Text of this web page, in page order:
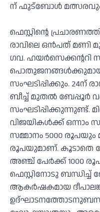
ന് ഫുട്ബോൾ മത്സരവും
ഫെസ്റ്റിൻ്റെ
രാവിലെ ഒന്‍പത് മണി
ഗവ. ഹയര്‍സെക്കന്ററി
സംഘടിപ്പിക്കും. 24ന്
ബീച്ച് മുതല്‍ ബേപ്പൂര്‍
സംഘടിപ്പിക്കുന്നുണ്ട്.
വിജയികൾക്ക് ഒന്നാം
സമ്മാനം 5000 രൂപയും
രൂപയുമാണ്. കൂടാതെ
അഞ്ച് പേര്‍ക്ക് 1000
ഫെസ്റ്റിനോടു
ആകർഷകമായ